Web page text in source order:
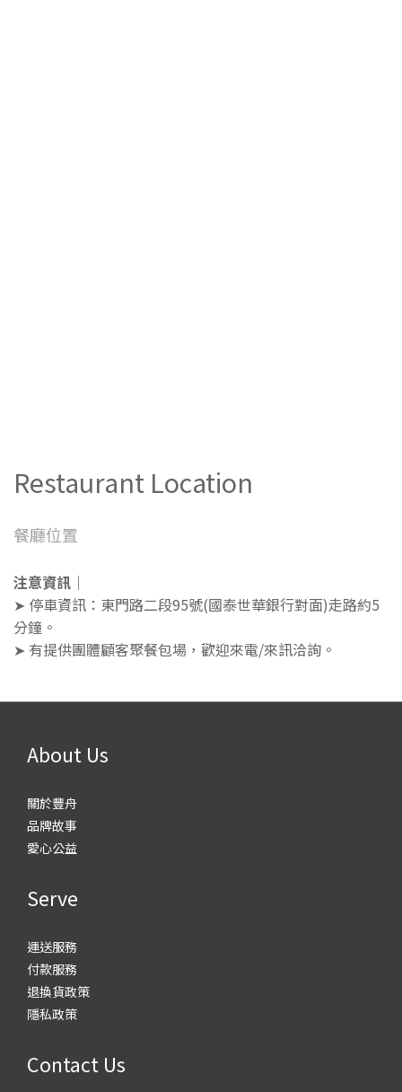
Restaurant Location
餐廳位置
注意資訊 ｜
➤ 停車資訊：東門路二段95號(國泰世華銀行對面)走路約5
分鐘。
➤ 有提供團體顧客聚餐包場，歡迎來電/來訊洽詢。
About Us
關於豐舟
品牌故事
愛心公益
Serve
運送服務
付款服務
退換貨政策
隱私政策
Contact Us